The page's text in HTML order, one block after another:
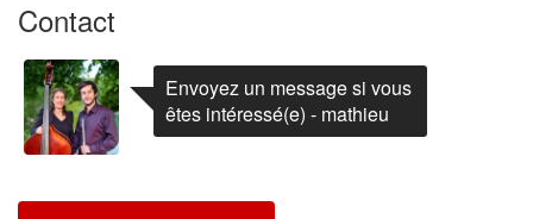
Contact
Envoyez un message si vous
êtes intéressé(e) - mathieu